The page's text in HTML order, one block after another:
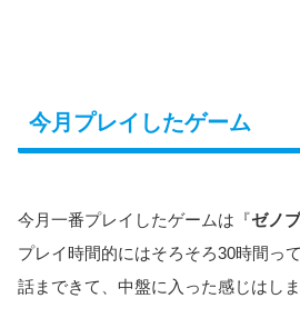
今月プレイしたゲーム
今月一番プレイしたゲームは『ゼノ
プレイ時間的にはそろそろ30時間っ
話まできて、中盤に入った感じはし